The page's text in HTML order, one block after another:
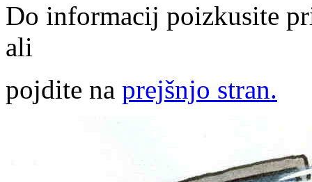
Do informacij poizkusite
ali
pojdite na prejšnjo stran.